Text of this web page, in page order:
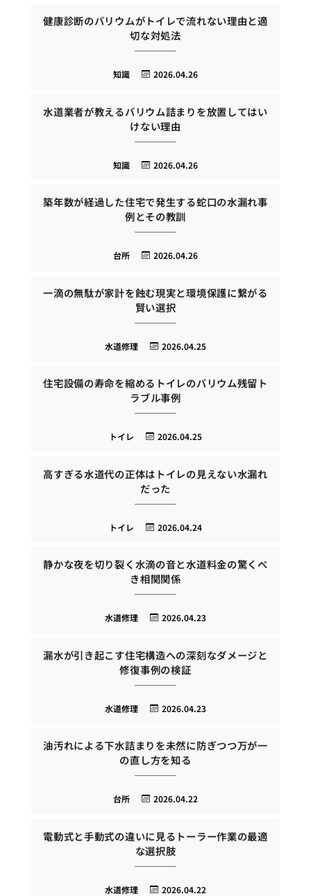
健康診断のバリウムがトイレで流れない理由と適
切な対処法
2026.04.26
知識
水道業者が教えるバリウム詰まりを放置してはい
けない理由
2026.04.26
知識
築年数が経過した住宅で発生する蛇口の水漏れ事
例とその教訓
2026.04.26
台所
一滴の無駄が家計を蝕む現実と環境保護に繋がる
賢い選択
2026.04.25
水道修理
住宅設備の寿命を縮めるトイレのバリウム残留ト
ラブル事例
2026.04.25
トイレ
高すぎる水道代の正体はトイレの見えない水漏れ
だった
2026.04.24
トイレ
静かな夜を切り裂く水滴の音と水道料金の驚くべ
き相関関係
2026.04.23
水道修理
漏水が引き起こす住宅構造への深刻なダメージと
修復事例の検証
2026.04.23
水道修理
油汚れによる下水詰まりを未然に防ぎつつ万が一
の直し方を知る
2026.04.22
台所
電動式と手動式の違いに見るトーラー作業の最適
な選択肢
2026.04.22
水道修理